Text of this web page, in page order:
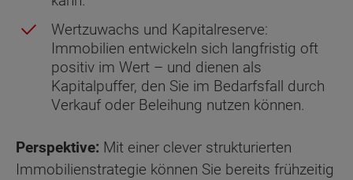
Wertzuwachs und Kapitalreserve:
Immobilien entwickeln sich langfristig oft
positiv im Wert – und dienen als
Kapitalpuffer, den Sie im Bedarfsfall durch
Verkauf oder Beleihung nutzen können.
Perspektive: Mit einer clever strukturierten
Immobilienstrategie können Sie bereits frühzeitig